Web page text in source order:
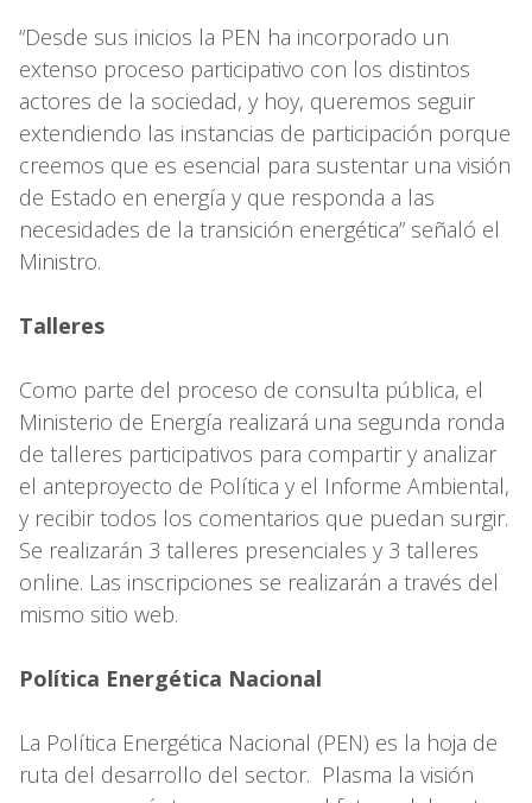
“Desde sus inicios la PEN ha incorporado un
extenso proceso participativo con los distintos
actores de la sociedad, y hoy, queremos seguir
extendiendo las instancias de participación porque
creemos que es esencial para sustentar una visión
de Estado en energía y que responda a las
necesidades de la transición energética” señaló el
Ministro.
Talleres
Como parte del proceso de consulta pública, el
Ministerio de Energía realizará una segunda ronda
de talleres participativos para compartir y analizar
el anteproyecto de Política y el Informe Ambiental,
y recibir todos los comentarios que puedan surgir.
Se realizarán 3 talleres presenciales y 3 talleres
online. Las inscripciones se realizarán a través del
mismo sitio web.
Política Energética Nacional
La Política Energética Nacional (PEN) es la hoja de
ruta del desarrollo del sector. Plasma la visión